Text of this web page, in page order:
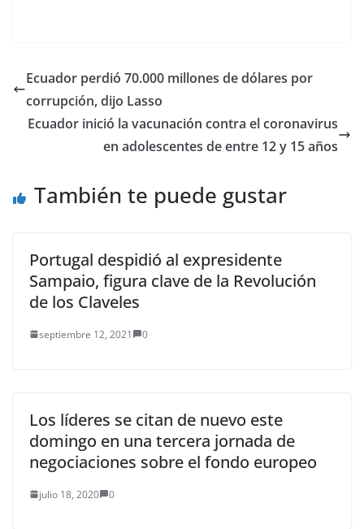
Argentina sostuvieron
"reuniones
productivas" sobre los
USD 45.000 millones
sudamericano le debe
financiera,…
Ecuador perdió 70.000 millones de dólares por
corrupción, dijo Lasso
Ecuador inició la vacunación contra el coronavirus
en adolescentes de entre 12 y 15 años
También te puede gustar
Portugal despidió al expresidente
Sampaio, figura clave de la Revolución
de los Claveles
septiembre 12, 2021 0
Los líderes se citan de nuevo este
domingo en una tercera jornada de
negociaciones sobre el fondo europeo
julio 18, 2020 0